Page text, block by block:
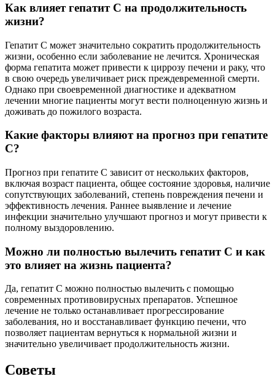
Как влияет гепатит С на продолжительность
жизни?
Гепатит С может значительно сократить продолжительность
жизни, особенно если заболевание не лечится. Хроническая
форма гепатита может привести к циррозу печени и раку, что
в свою очередь увеличивает риск преждевременной смерти.
Однако при своевременной диагностике и адекватном
лечении многие пациенты могут вести полноценную жизнь и
доживать до пожилого возраста.
Какие факторы влияют на прогноз при гепатите
С?
Прогноз при гепатите С зависит от нескольких факторов,
включая возраст пациента, общее состояние здоровья, наличие
сопутствующих заболеваний, степень повреждения печени и
эффективность лечения. Раннее выявление и лечение
инфекции значительно улучшают прогноз и могут привести к
полному выздоровлению.
Можно ли полностью вылечить гепатит С и как
это влияет на жизнь пациента?
Да, гепатит С можно полностью вылечить с помощью
современных противовирусных препаратов. Успешное
лечение не только останавливает прогрессирование
заболевания, но и восстанавливает функцию печени, что
позволяет пациентам вернуться к нормальной жизни и
значительно увеличивает продолжительность жизни.
Советы